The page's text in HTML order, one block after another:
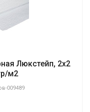
Люкстейп, 2х2
м2
009489